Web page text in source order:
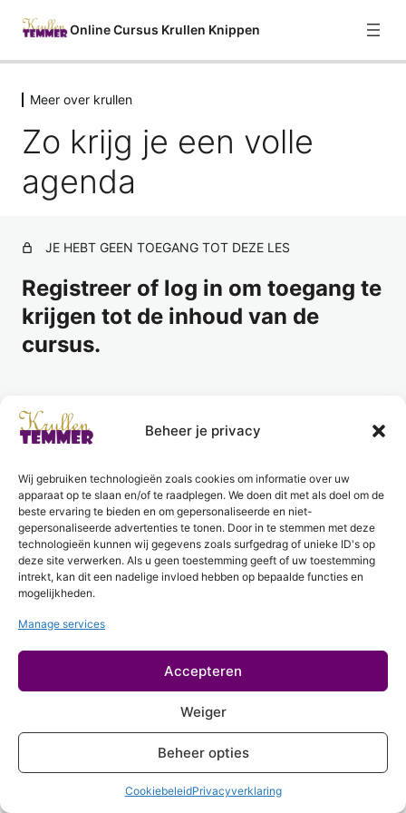
Beheer je privacy
Wij gebruiken technologieën zoals cookies om informatie over uw
apparaat op te slaan en/of te raadplegen. We doen dit met als doel om de
beste ervaring te bieden en om gepersonaliseerde en niet-
gepersonaliseerde advertenties te tonen. Door in te stemmen met deze
technologieën kunnen wij gegevens zoals surfgedrag of unieke ID's op
deze site verwerken. Als u geen toestemming geeft of uw toestemming
intrekt, kan dit een nadelige invloed hebben op bepaalde functies en
mogelijkheden.
Manage services
Accepteren
Weiger
Beheer opties
CookiebeleidPrivacyverklaring
Online Cursus Krullen Knippen
Welkom
2 lessen
Curly Girl Methode
9 lessen
Haareigenschappen
Consultatie
Krullen Knippen
12 lessen
In de wasbak
6 lessen
Drogen
Perfectioneren
2 lessen
Aanvullende behandelingen
2 lessen
Meer over krullen
Meer over krullen
Zo krijg je een volle
agenda
JE HEBT GEEN TOEGANG TOT DEZE LES
Registreer of log in om toegang te
krijgen tot de inhoud van de
cursus.